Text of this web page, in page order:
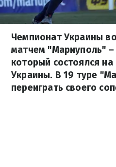
Чемпионат Украины
матчем "Мариуполь"
который состоялся
Украины. В 19 туре
переиграть своего